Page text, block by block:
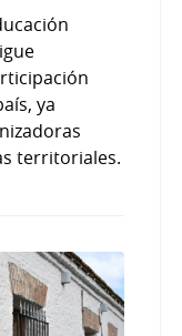
ya
territoriales.